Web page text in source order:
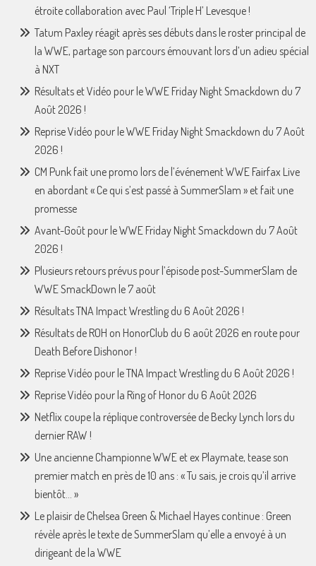
étroite collaboration avec Paul ‘Triple H’ Levesque !
Tatum Paxley réagit après ses débuts dans le roster principal de
la WWE, partage son parcours émouvant lors d’un adieu spécial
à NXT
Résultats et Vidéo pour le WWE Friday Night Smackdown du 7
Août 2026 !
Reprise Vidéo pour le WWE Friday Night Smackdown du 7 Août
2026 !
CM Punk fait une promo lors de l’événement WWE Fairfax Live
en abordant « Ce qui s’est passé à SummerSlam » et fait une
promesse
Avant-Goût pour le WWE Friday Night Smackdown du 7 Août
2026 !
Plusieurs retours prévus pour l’épisode post-SummerSlam de
WWE SmackDown le 7 août
Résultats TNA Impact Wrestling du 6 Août 2026 !
Résultats de ROH on HonorClub du 6 août 2026 en route pour
Death Before Dishonor !
Reprise Vidéo pour le TNA Impact Wrestling du 6 Août 2026 !
Reprise Vidéo pour la Ring of Honor du 6 Août 2026
Netflix coupe la réplique controversée de Becky Lynch lors du
dernier RAW !
Une ancienne Championne WWE et ex Playmate, tease son
premier match en près de 10 ans : « Tu sais, je crois qu’il arrive
bientôt… »
Le plaisir de Chelsea Green & Michael Hayes continue : Green
révèle après le texte de SummerSlam qu’elle a envoyé à un
dirigeant de la WWE